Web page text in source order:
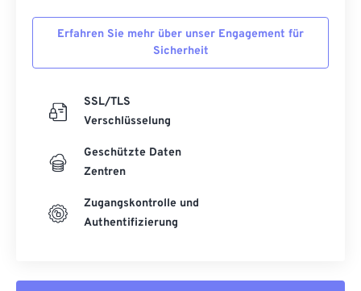
Erfahren Sie mehr über unser Engagement für
Sicherheit
SSL/TLS
Verschlüsselung
Geschützte Daten
Zentren
Zugangskontrolle und
Authentifizierung